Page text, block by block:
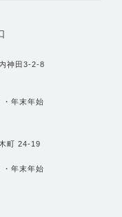
神田3-2-8
・年末年始
町 24-19
・年末年始